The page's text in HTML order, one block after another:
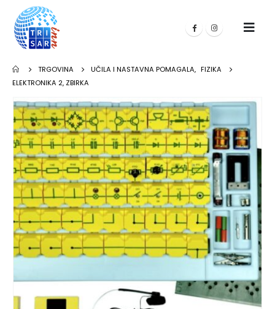
TRGOVINA UČILA I NASTAVNA POMAGALA, FIZIKA
ELEKTRONIKA 2, ZBIRKA